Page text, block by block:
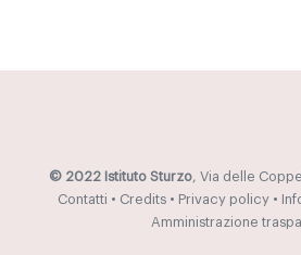
© 2022 Istituto Sturzo, Via delle
Contatti • Credits• Privacy policy•
Amministrazione